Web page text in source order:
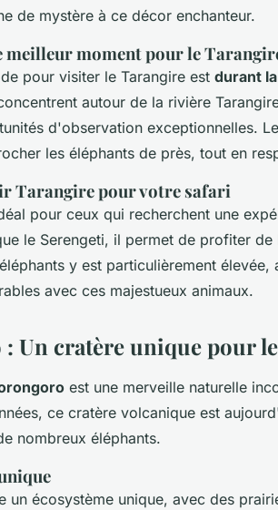
de mystère à ce décor enchanteur.
meilleur moment pour le
pour visiter le Tarangire est durant
autour de la rivière
d'observation exceptionnelles.
les éléphants de près, tout en
Tarangire pour votre safari
pour ceux qui recherchent une
le Serengeti, il permet de profiter
y est particulièrement élevée,
avec ces majestueux animaux.
Un cratère unique pour
est une merveille naturelle
ce cratère volcanique est
nombreux éléphants.
un écosystème unique, avec des